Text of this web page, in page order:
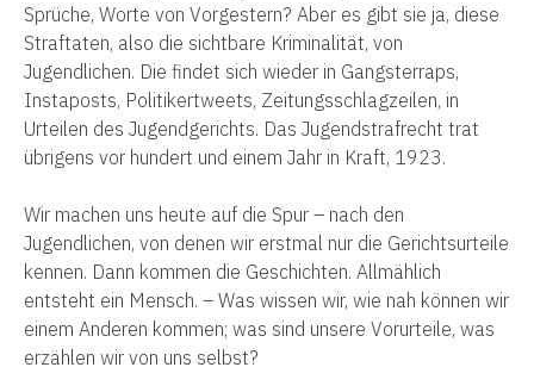
Sprüche, Worte von Vorgestern? Aber es gibt sie ja, diese
Straftaten, also die sichtbare Kriminalität, von
Jugendlichen. Die findet sich wieder in Gangsterraps,
Instaposts, Politikertweets, Zeitungsschlagzeilen, in
Urteilen des Jugendgerichts. Das Jugendstrafrecht trat
übrigens vor hundert und einem Jahr in Kraft, 1923.
Wir machen uns heute auf die Spur – nach den
Jugendlichen, von denen wir erstmal nur die Gerichtsurteile
kennen. Dann kommen die Geschichten. Allmählich
entsteht ein Mensch. – Was wissen wir, wie nah können wir
einem Anderen kommen; was sind unsere Vorurteile, was
erzählen wir von uns selbst?